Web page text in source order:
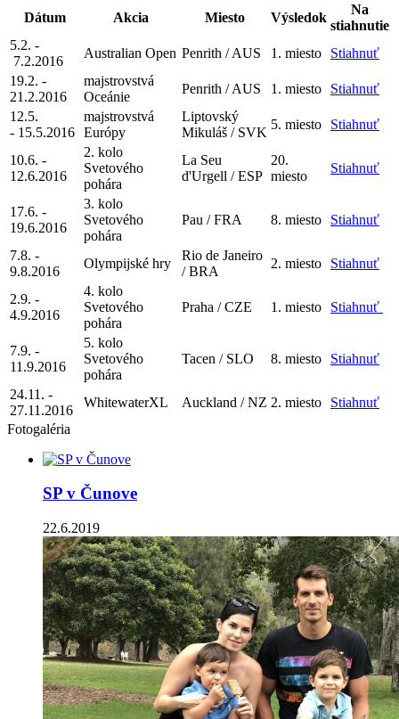
Dátum Akcia Miesto Výsledok
Na
stiahnutie
5.2. -
7.2.2016
Australian Open Penrith / AUS 1. miesto
Stiahnuť
19.2. -
21.2.2016
majstrovstvá
Oceánie
Penrith / AUS 1. miesto
Stiahnuť
12.5.
- 15.5.2016
majstrovstvá
Európy
Liptovský
Mikuláš / SVK
5. miesto Stiahnuť
10.6. -
12.6.2016
2. kolo
Svetového
pohára
La Seu
d'Urgell / ESP
20.
miesto
Stiahnuť
17.6. -
19.6.2016
3. kolo
Svetového
pohára
Pau / FRA 8. miesto Stiahnuť
7.8. -
9.8.2016
Olympijské hry
Rio de Janeiro
/ BRA
2. miesto Stiahnuť
2.9. -
4.9.2016
4. kolo
Svetového
pohára
Praha / CZE 1. miesto Stiahnuť
7.9. -
11.9.2016
5. kolo
Svetového
pohára
Tacen / SLO 8. miesto Stiahnuť
24.11. -
27.11.2016
WhitewaterXL Auckland / NZ 2. miesto
Stiahnuť
Fotogaléria
SP v Čunove
22.6.2019